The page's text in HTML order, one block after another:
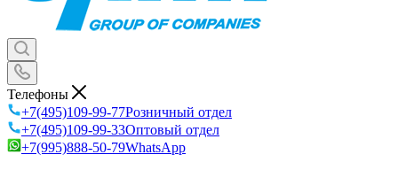
Телефоны
+7(495)109-99-77Розничный отдел
+7(495)109-99-33Оптовый отдел
+7(995)888-50-79WhatsApp